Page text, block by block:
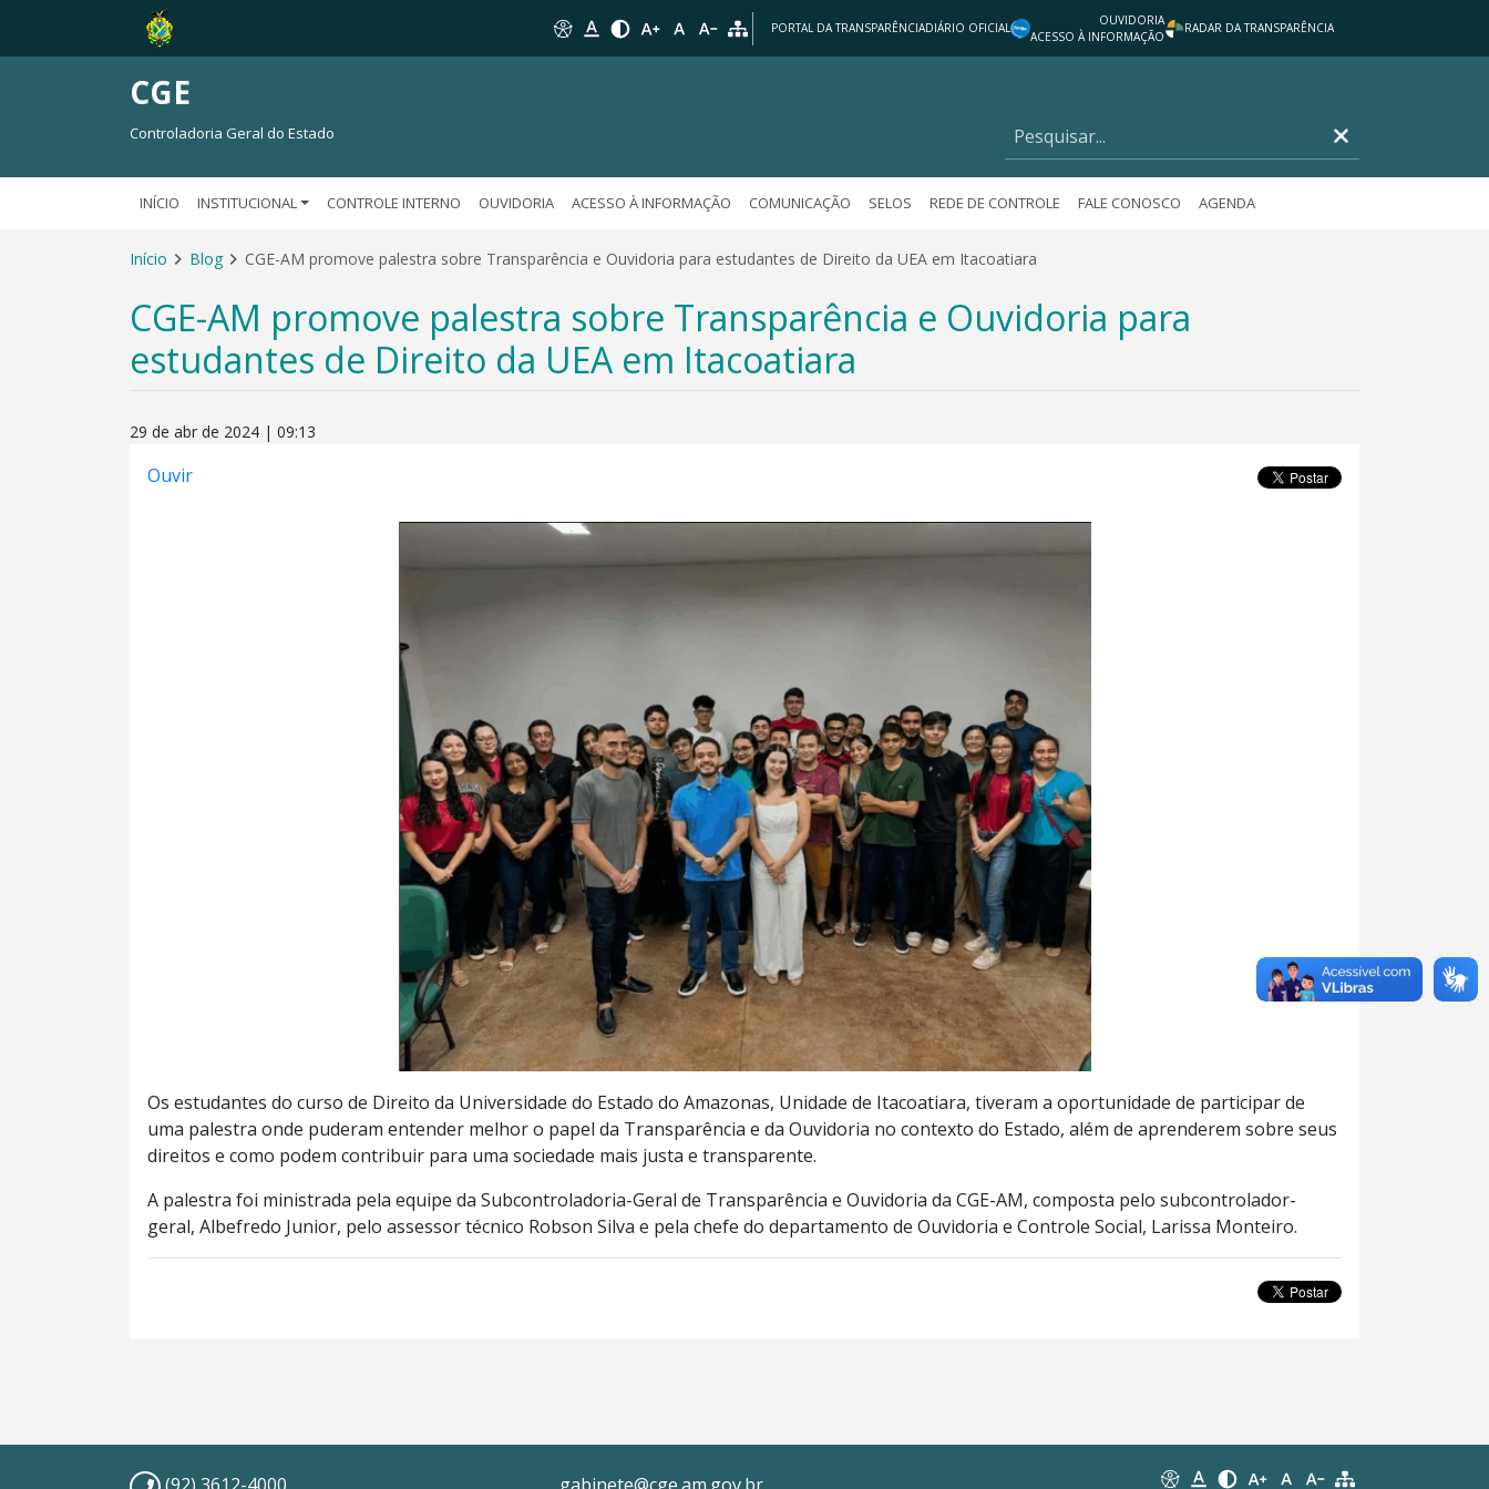
PORTAL DA TRANSPARÊNCIADIÁRIO OFICIAL
OUVIDORIA
ACESSO À INFORMAÇÃO
RADAR DA TRANSPARÊNCIA
CGE
Controladoria Geral do Estado
INÍCIO INSTITUCIONAL CONTROLE INTERNO OUVIDORIA ACESSO À INFORMAÇÃO COMUNICAÇÃO SELOS REDE DE CONTROLE FALE CONOSCO AGENDA
Início Blog CGE-AM promove palestra sobre Transparência e Ouvidoria para estudantes de Direito da UEA em Itacoatiara
CGE-AM promove palestra sobre Transparência e Ouvidoria para
estudantes de Direito da UEA em Itacoatiara
29 de abr de 2024 | 09:13
Ouvir
Os estudantes do curso de Direito da Universidade do Estado do Amazonas, Unidade de Itacoatiara, tiveram a oportunidade de participar de
uma palestra onde puderam entender melhor o papel da Transparência e da Ouvidoria no contexto do Estado, além de aprenderem sobre seus
direitos e como podem contribuir para uma sociedade mais justa e transparente.
A palestra foi ministrada pela equipe da Subcontroladoria-Geral de Transparência e Ouvidoria da CGE-AM, composta pelo subcontrolador-
geral, Albefredo Junior, pelo assessor técnico Robson Silva e pela chefe do departamento de Ouvidoria e Controle Social, Larissa Monteiro.